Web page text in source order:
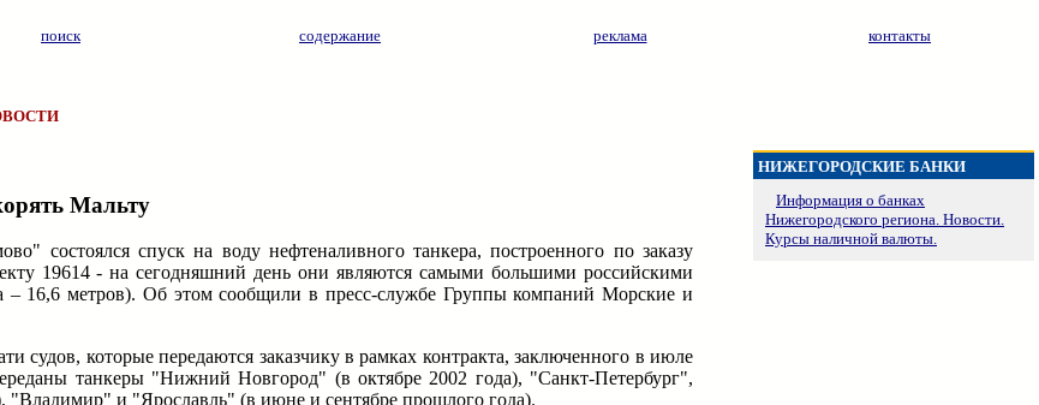
поиск содержание реклама контакты
Мальту
состоялся спуск на воду нефтеналивного танкера, построенного по заказу
19614 - на сегодняшний день они являются самыми большими российскими
– 16,6 метров). Об этом сообщили в пресс-службе Группы компаний Морские и
судов, которые передаются заказчику в рамках контракта, заключенного в июле
танкеры "Нижний Новгород" (в октябре 2002 года), "Санкт-Петербург",
и "Ярославль" (в июне и сентябре прошлого года).
НИЖЕГОРОДСКИЕ БАНКИ
Информация о банках
Нижегородского региона. Новости.
Курсы наличной валюты.